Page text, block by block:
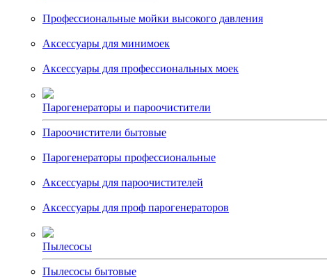
Профессиональные мойки высокого давления
Аксессуары для минимоек
Аксессуары для профессиональных моек
Парогенераторы и пароочистители
Пароочистители бытовые
Парогенераторы профессиональные
Аксессуары для пароочистителей
Аксессуары для проф парогенераторов
Пылесосы
Пылесосы бытовые